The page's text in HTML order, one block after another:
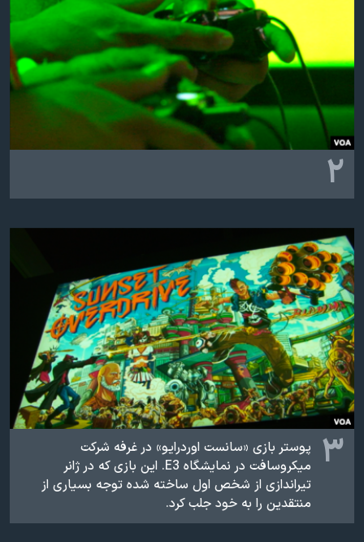
نرگس محمدی برنده جایزه نوبل صلح
همایش محافظه‌کاران آمریکا «سی‌پک»
صفحه‌های ویژه
سفر پرزیدنت ترامپ به چین
۲
۳
پوستر بازی «سانست اوردرایو» در غرفه شرکت
میکروسافت در نمایشگاه E3. این بازی که در ژانر
تیراندازی از شخص اول ساخته شده توجه بسیاری از
منتقدین را به خود جلب کرد.